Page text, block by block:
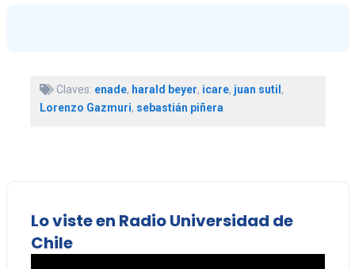
Claves: enade, harald beyer, icare, juan sutil,
Lorenzo Gazmuri, sebastián piñera
Lo viste en Radio Universidad de
Chile